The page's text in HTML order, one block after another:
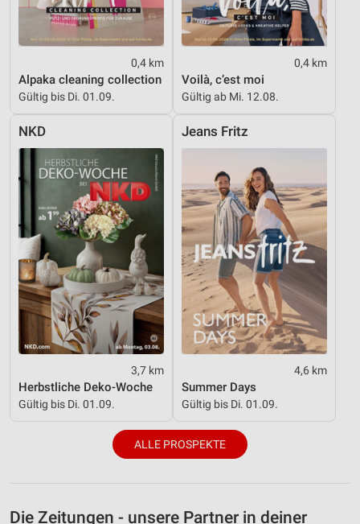
0,4 km
Alpaka cleaning collection
Gültig bis Di. 01.09.
0,4 km
Voilà, c’est moi
Gültig ab Mi. 12.08.
NKD
3,7 km
Herbstliche Deko-Woche
Gültig bis Di. 01.09.
Jeans Fritz
4,6 km
Summer Days
Gültig bis Di. 01.09.
ALLE PROSPEKTE
Die Zeitungen - unsere Partner in deiner